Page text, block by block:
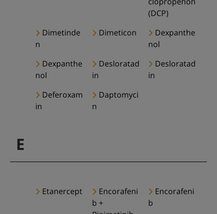
(DCP)
Dimetinde
n
Dimeticon
Dexpanthe
nol
Dexpanthe
nol
Desloratad
in
Desloratad
in
Deferoxam
in
Daptomyci
n
E
Etanercept
Encorafeni
b +
Encorafeni
b